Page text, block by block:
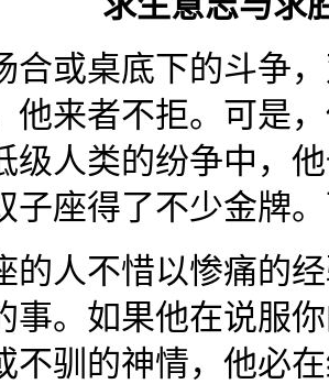
或桌底下的斗争，
他来者不拒。可是
级人类的纷争中，
子座得了不少金牌
人不惜以惨痛的经
事。如果他在说服
不驯的神情，他必